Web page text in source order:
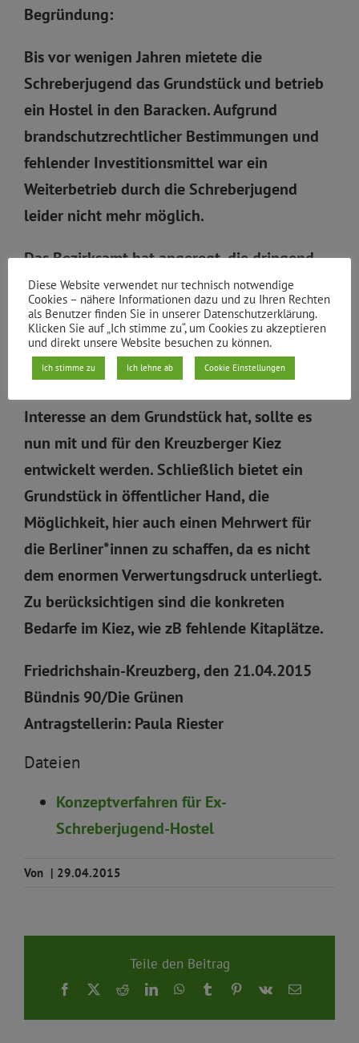
Begründung:
Bis vor wenigen Jahren mietete die
Schreberjugend das Grundstück und betrieb
ein Hostel in den Baracken. Aufgrund
brandschutzrechtlicher Bestimmungen und
fehlender Investitionsmittel war ein
Weiterbetrieb durch die Schreberjugend
leider nicht mehr möglich.
Das Bezirksamt hat angeregt, die dringend
benötigten Flüchtlingsunterkünfte – nach
Ertüchtigung der Häuser durch das
zuständige LaGeSo – zu schaffen. Passiert ist
nichts.
Interesse an dem Grundstück hat, sollte es
nun mit und für den Kreuzberger Kiez
entwickelt werden. Schließlich bietet ein
Grundstück in öffentlicher Hand, die
Möglichkeit, hier auch einen Mehrwert für
die Berliner*innen zu schaffen, da es nicht
dem enormen Verwertungsdruck unterliegt.
Zu berücksichtigen sind die konkreten
Bedarfe im Kiez, wie zB fehlende Kitaplätze.
Friedrichshain-Kreuzberg, den 21.04.2015
Bündnis 90/Die Grünen
Antragstellerin: Paula Riester
Dateien
Konzeptverfahren für Ex-
Schreberjugend-Hostel
Von | 29.04.2015
Teile den Beitrag
Facebook
X RedditLinkedInWhatsApp
TumblrPinterest
Vk
E-
Diese Website verwendet nur technisch notwendige
Cookies – nähere Informationen dazu und zu Ihren Rechten
als Benutzer finden Sie in unserer Datenschutzerklärung.
Klicken Sie auf „Ich stimme zu“, um Cookies zu akzeptieren
und direkt unsere Website besuchen zu können.
Ich stimme zu Ich lehne ab Cookie Einstellungen